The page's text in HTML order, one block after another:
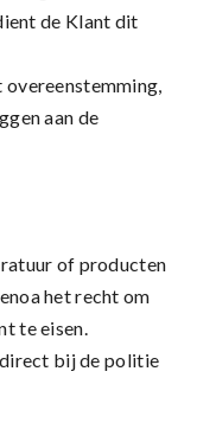
de Klant dit
aan de
of producten
het recht om
te eisen.
bij de politie